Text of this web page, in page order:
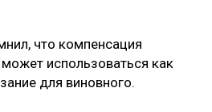
что компенсация
использоваться как
для виновного.